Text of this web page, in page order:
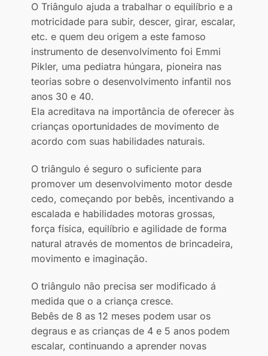
O Triângulo ajuda a trabalhar o equilíbrio e a
motricidade para subir, descer, girar, escalar,
etc. e quem deu origem a este famoso
instrumento de desenvolvimento foi Emmi
Pikler, uma pediatra húngara, pioneira nas
teorias sobre o desenvolvimento infantil nos
anos 30 e 40.
Ela acreditava na importância de oferecer às
crianças oportunidades de movimento de
acordo com suas habilidades naturais.
O triângulo é seguro o suficiente para
promover um desenvolvimento motor desde
cedo, começando por bebês, incentivando a
escalada e habilidades motoras grossas,
força física, equilíbrio e agilidade de forma
natural através de momentos de brincadeira,
movimento e imaginação.
O triângulo não precisa ser modificado á
medida que o a criança cresce.
Bebês de 8 as 12 meses podem usar os
degraus e as crianças de 4 e 5 anos podem
escalar, continuando a aprender novas